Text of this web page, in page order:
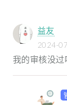
益友
2024-
我的审核没过